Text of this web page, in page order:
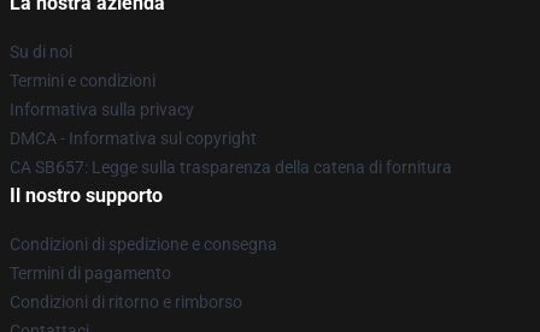
Su di noi
Termini e condizioni
Informativa sulla privacy
DMCA - Informativa sul copyright
CA SB657: Legge sulla trasparenza della catena di fornitura
Il nostro supporto
Condizioni di spedizione e consegna
Termini di pagamento
Condizioni di ritorno e rimborso